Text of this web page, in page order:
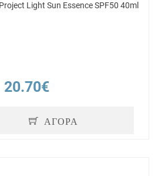
Light Sun Essence SPF50 40ml
20.70€
ΑΓΟΡΑ